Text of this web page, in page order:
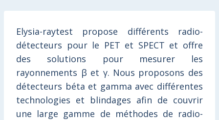
Elysia-raytest propose différents radio-
détecteurs pour le PET et SPECT et offre
des solutions pour mesurer les
rayonnements β et γ. Nous proposons des
détecteurs béta et gamma avec différentes
technologies et blindages afin de couvrir
une large gamme de méthodes de radio-